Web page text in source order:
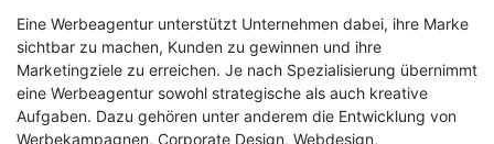
Eine Werbeagentur unterstützt Unternehmen dabei, ihre Marke
sichtbar zu machen, Kunden zu gewinnen und ihre
Marketingziele zu erreichen. Je nach Spezialisierung übernimmt
eine Werbeagentur sowohl strategische als auch kreative
Aufgaben. Dazu gehören unter anderem die Entwicklung von
Werbekampagnen, Corporate Design, Webdesign,